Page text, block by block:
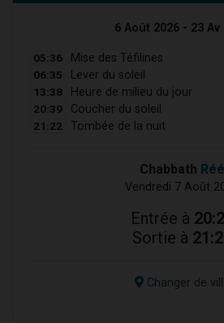
6 Août 2026 - 23 Av
05:36 Mise des Téfilines
06:35 Lever du soleil
13:38 Heure de milieu du jour
20:39 Coucher du soleil
21:22 Tombée de la nuit
Chabbath Réé
Vendredi 7 Août
Entrée à
Sortie à
Changer de